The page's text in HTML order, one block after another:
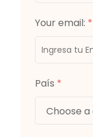
Your email: *
País *